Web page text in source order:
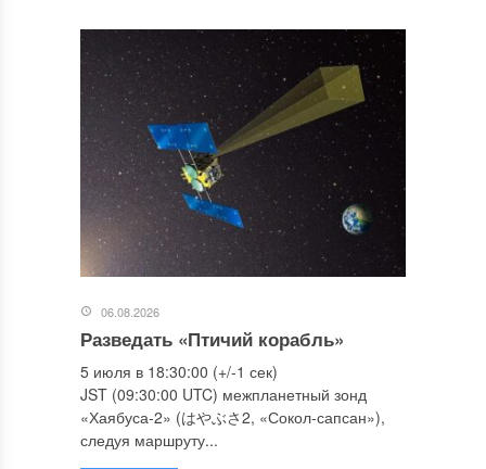
06.08.2026
Разведать «Птичий корабль»
5 июля в 18:30:00 (+/-1 сек)
JST (09:30:00 UTC) межпланетный зонд
«Хаябуса-2» (はやぶさ2, «Сокол-сапсан»),
следуя маршруту...